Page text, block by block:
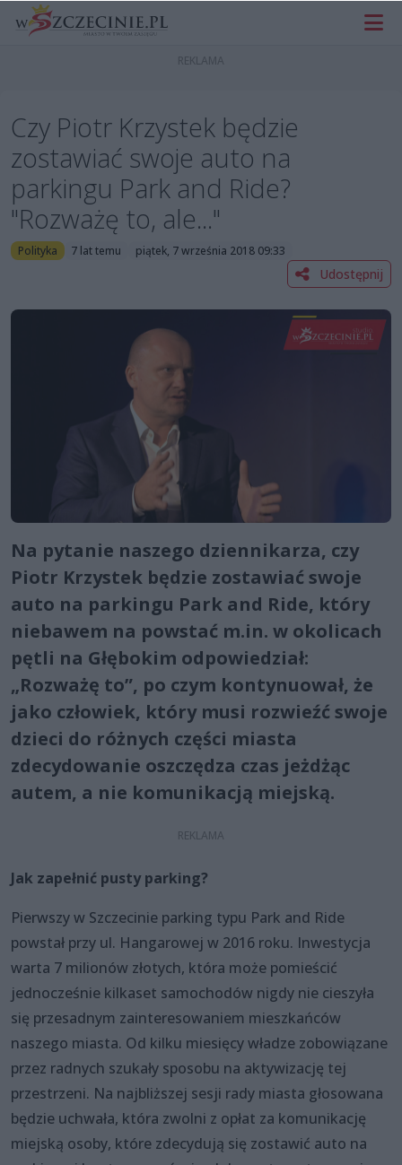
Czy Piotr Krzystek będzie
zostawiać swoje auto na
parkingu Park and Ride?
"Rozważę to, ale..."
Polityka 7 lat temu piątek, 7 września 2018 09:33
Udostępnij
Na pytanie naszego dziennikarza, czy
Piotr Krzystek będzie zostawiać swoje
auto na parkingu Park and Ride, który
niebawem na powstać m.in. w okolicach
pętli na Głębokim odpowiedział:
„Rozważę to”, po czym kontynuował, że
jako człowiek, który musi rozwieźć swoje
dzieci do różnych części miasta
zdecydowanie oszczędza czas jeżdżąc
autem, a nie komunikacją miejską.
Jak zapełnić pusty parking?
Pierwszy w Szczecinie parking typu Park and Ride
powstał przy ul. Hangarowej w 2016 roku. Inwestycja
warta 7 milionów złotych, która może pomieścić
jednocześnie kilkaset samochodów nigdy nie cieszyła
się przesadnym zainteresowaniem mieszkańców
naszego miasta. Od kilku miesięcy władze zobowiązane
przez radnych szukały sposobu na aktywizację tej
przestrzeni. Na najbliższej sesji rady miasta głosowana
będzie uchwała, która zwolni z opłat za komunikację
miejską osoby, które zdecydują się zostawić auto na